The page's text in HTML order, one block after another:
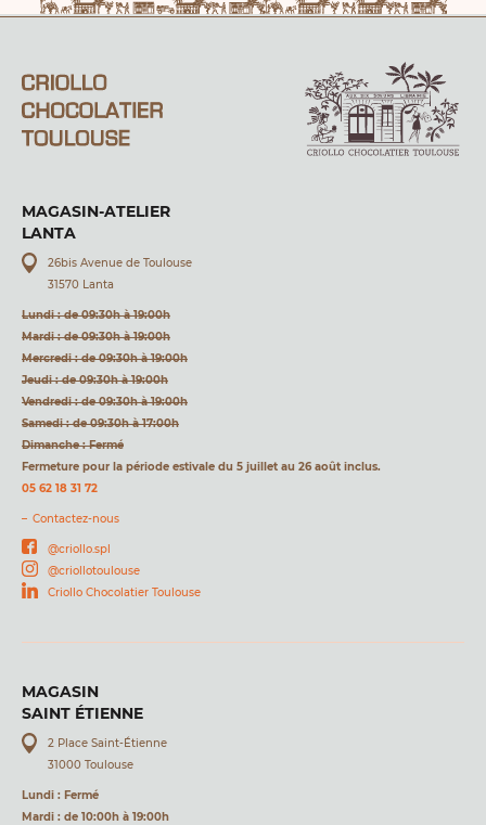
MAGASIN-ATELIER
LANTA
26bis Avenue de Toulouse
31570 Lanta
Lundi : de 09:30h à 19:00h
Mardi : de 09:30h à 19:00h
Mercredi : de 09:30h à 19:00h
Jeudi : de 09:30h à 19:00h
Vendredi : de 09:30h à 19:00h
Samedi : de 09:30h à 17:00h
Dimanche : Fermé
Fermeture pour la période estivale du 5 juillet au 26 août inclus.
05 62 18 31 72
Contactez-nous
@criollo.spl
@criollotoulouse
Criollo Chocolatier Toulouse
MAGASIN
SAINT ÉTIENNE
2 Place Saint-Étienne
31000 Toulouse
Lundi : Fermé
Mardi : de 10:00h à 19:00h